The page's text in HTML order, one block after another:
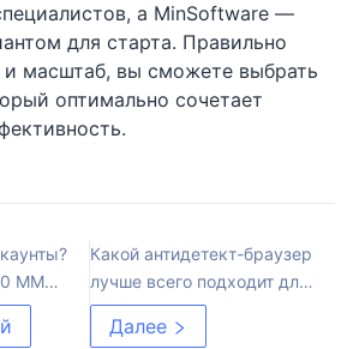
а MinSoftware —
для старта. Правильно
и масштаб, вы сможете выбрать
оптимально сочетает
MMO-
Какой антидетект-браузер
лучше всего подходит для
мультиаккаунт-
маркетинга в 2025 году
Далее